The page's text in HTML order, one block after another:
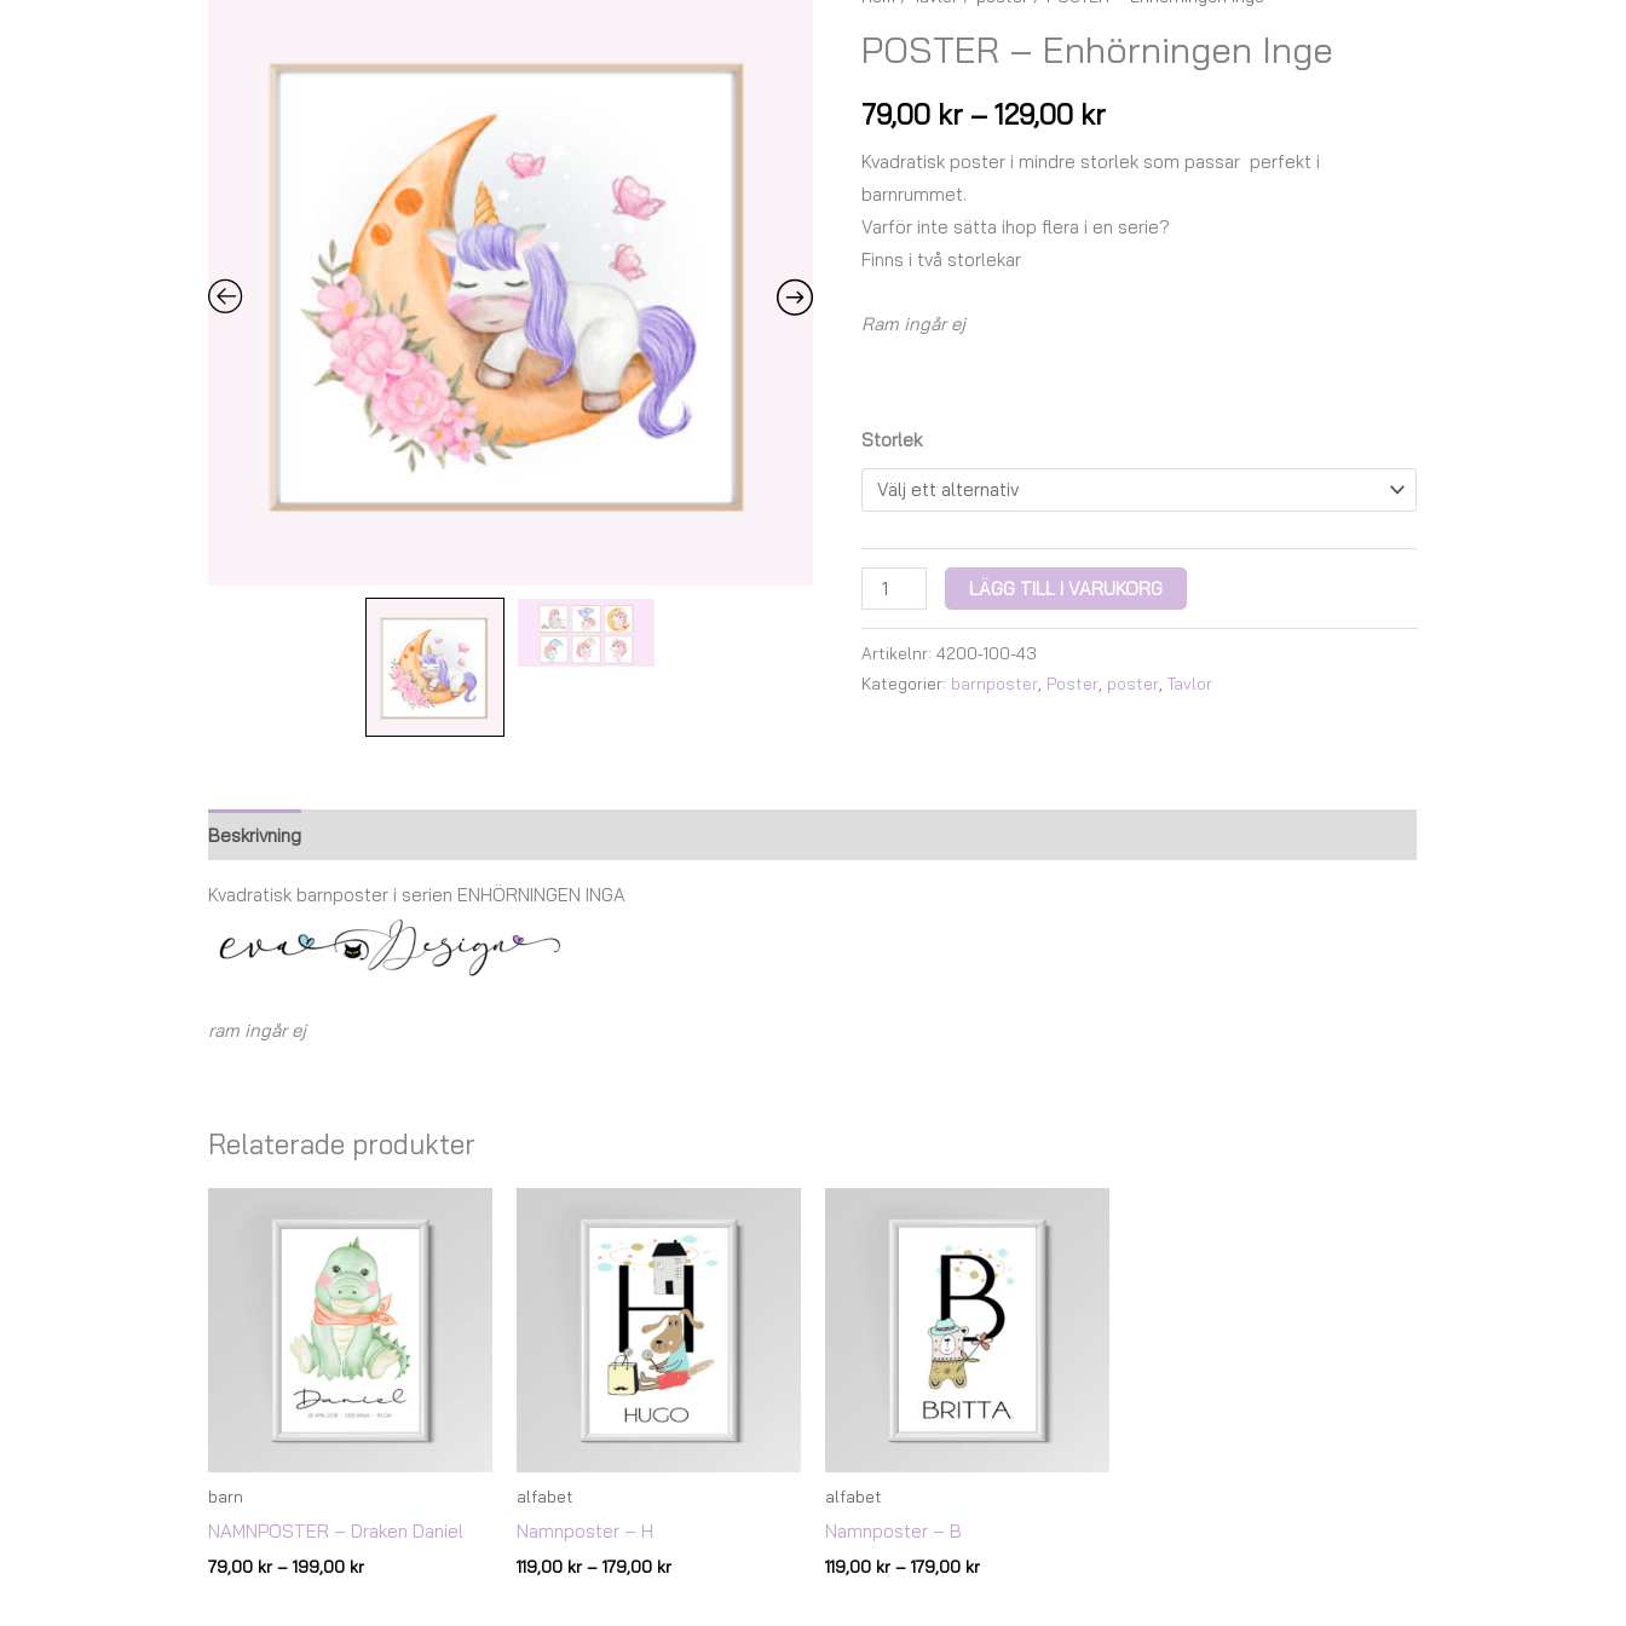
POSTER – Enhörningen Inge
79,00 kr – 129,00 kr
79,00 kr
till
129,00 kr
Kvadratisk poster i mindre storlek som passar perfekt i
barnrummet.
Varför inte sätta ihop flera i en serie?
Finns i två storlekar
Ram ingår ej
Storlek
Enhörningen
mängd
LÄGG TILL I VARUKORG
Artikelnr: 4200-100-43
Kategorier: barnposter Poster poster Tavlor
Beskrivning
Kvadratisk barnposter i serien ENHÖRNINGEN INGA
ram ingår ej
Relaterade produkter
barn
NAMNPOSTER – Draken Daniel
79,00 kr – 199,00 kr
79,00 kr
199,00 kr
alfabet
Namnposter – H
119,00 kr – 179,00 kr
119,00 kr
till
179,00 kr
alfabet
Namnposter – B
119,00 kr – 179,00 kr
119,00 kr
179,00 kr